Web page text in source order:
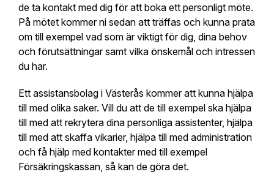
de ta kontakt med dig för att boka ett personligt möte.
På mötet kommer ni sedan att träffas och kunna prata
om till exempel vad som är viktigt för dig, dina behov
och förutsättningar samt vilka önskemål och intressen
du har.
Ett assistansbolag i Västerås kommer att kunna hjälpa
till med olika saker. Vill du att de till exempel ska hjälpa
till med att rekrytera dina personliga assistenter, hjälpa
till med att skaffa vikarier, hjälpa till med administration
och få hjälp med kontakter med till exempel
Försäkringskassan, så kan de göra det.